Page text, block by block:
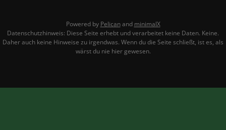
Powered by Pelicanand minimalX
Datenschutzhinweis: Diese Seite erhebt und verarbeitet keine Daten. Keine.
Daher auch keine Hinweise zu irgendwas. Wenn du die Seite schließt, ist es, als
wärst du nie hier gewesen.